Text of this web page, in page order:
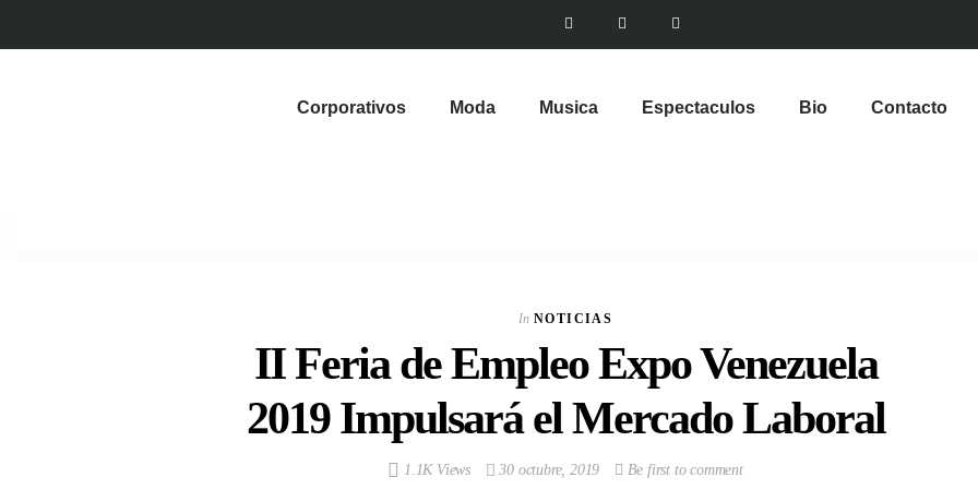
Corporativos Moda Musica Espectaculos Bio Contacto
In NOTICIAS
II Feria de Empleo Expo Venezuela
2019 Impulsará el Mercado Laboral
1.1K Views 30 octubre, 2019 Be first to comment